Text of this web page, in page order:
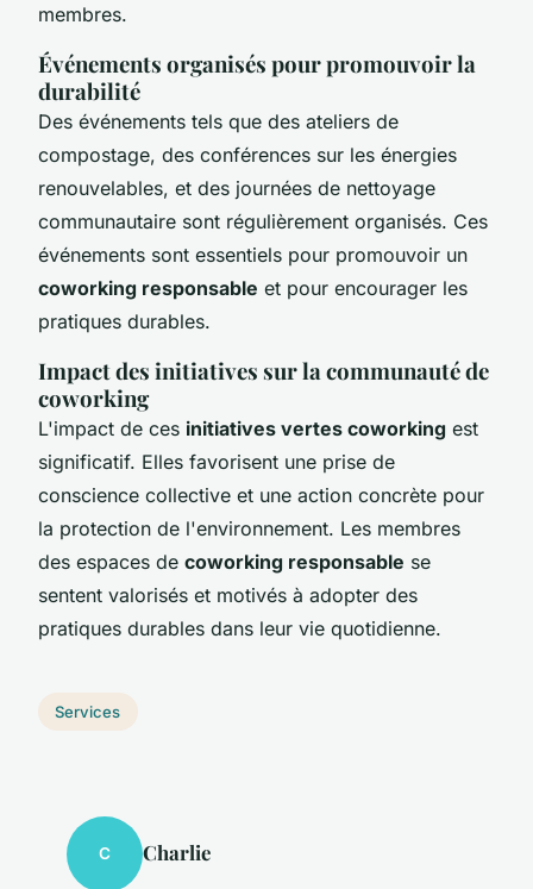
membres.
Événements organisés pour promouvoir la
durabilité
Des événements tels que des ateliers de
compostage, des conférences sur les énergies
renouvelables, et des journées de nettoyage
communautaire sont régulièrement organisés. Ces
événements sont essentiels pour promouvoir un
coworking responsable et pour encourager les
pratiques durables.
Impact des initiatives sur la communauté de
coworking
L'impact de ces initiatives vertes coworking est
significatif. Elles favorisent une prise de
conscience collective et une action concrète pour
la protection de l'environnement. Les membres
des espaces de coworking responsable se
sentent valorisés et motivés à adopter des
pratiques durables dans leur vie quotidienne.
Services
C Charlie